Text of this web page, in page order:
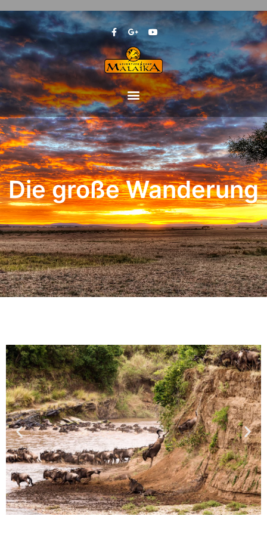
Die große Wanderung
Die große Wanderung